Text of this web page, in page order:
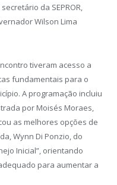
da SEPROR,
Wilson Lima
tiveram acesso a
fundamentais para o
A programação incluiu
por Moisés Moraes,
as melhores opções de
Wynn Di Ponzio, do
Inicial”, orientando
para aumentar a